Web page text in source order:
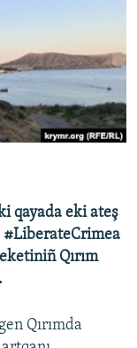
qayada eki ateş
#LiberateCrimea
Qırım
Qırımda